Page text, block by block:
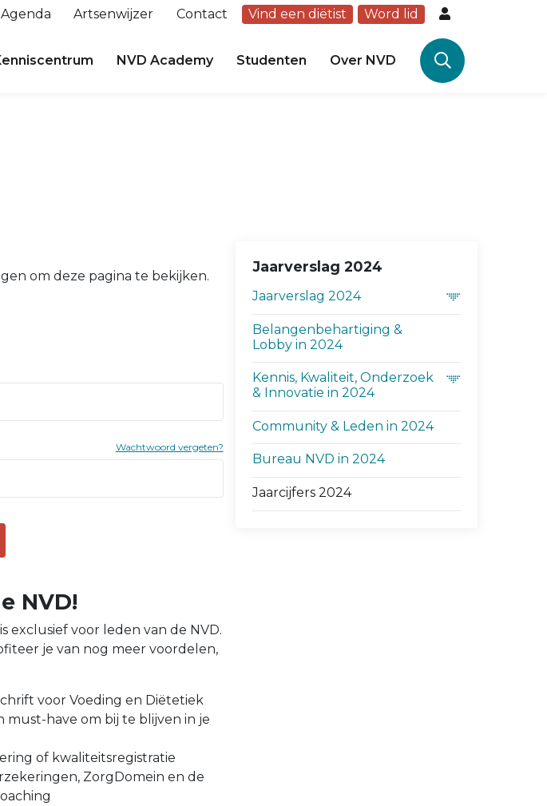
Agenda Artsenwijzer Contact Vind een diëtist Word lid
NVD Academy Studenten Over NVD
om deze pagina te bekijken.
Wachtwoord vergeten?
NVD!
exclusief voor leden van de NVD.
je van nog meer voordelen,
voor Voeding en Diëtetiek
must-have om bij te blijven in je
of kwaliteitsregistratie
ZorgDomein en de
Jaarverslag 2024
Jaarverslag 2024
Belangenbehartiging &
Lobby in 2024
Kennis, Kwaliteit, Onderzoek
& Innovatie in 2024
Community & Leden in 2024
Bureau NVD in 2024
Jaarcijfers 2024